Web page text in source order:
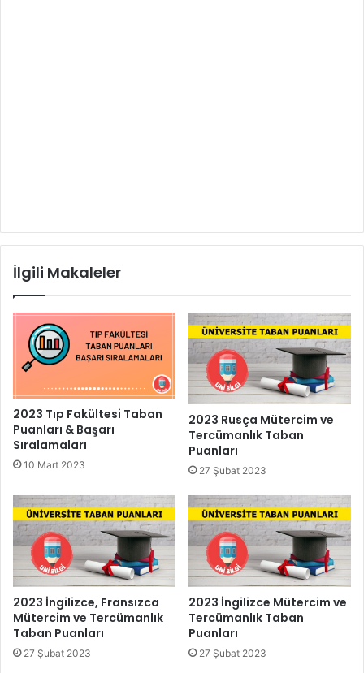
İlgili Makaleler
2023 Tıp Fakültesi Taban
Puanları & Başarı
Sıralamaları
10 Mart 2023
2023 Rusça Mütercim ve
Tercümanlık Taban
Puanları
27 Şubat 2023
2023 İngilizce, Fransızca
Mütercim ve Tercümanlık
Taban Puanları
27 Şubat 2023
2023 İngilizce Mütercim ve
Tercümanlık Taban
Puanları
27 Şubat 2023